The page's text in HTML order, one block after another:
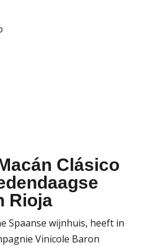
Clásico
Rioja
Spaanse wijnhuis, heeft in
Vinicole Baron